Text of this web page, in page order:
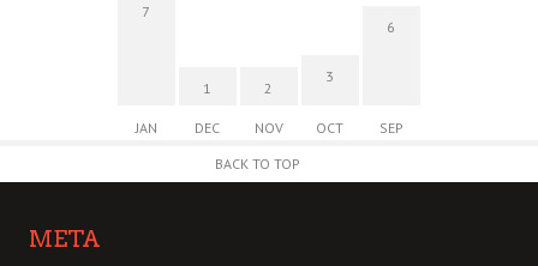
7
JAN
1
DEC
2
NOV
3
OCT
6
SEP
BACK TO TOP
META